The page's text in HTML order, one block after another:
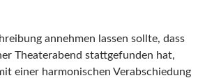
annehmen lassen sollte, dass
Theaterabend stattgefunden hat,
einer harmonischen Verabschiedung